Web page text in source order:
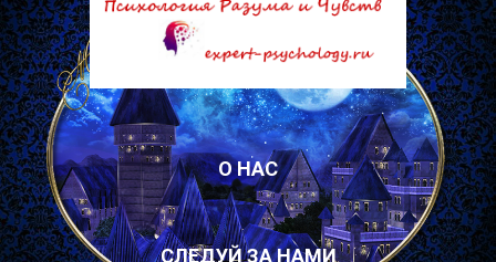
О НАС
СЛЕДУЙ ЗА НАМИ